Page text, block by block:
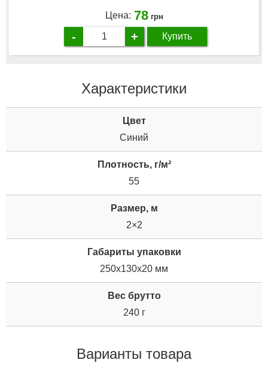
Цена: 78 грн
- + Купить
Характеристики
Цвет
Синий
Плотность, г/м²
55
Размер, м
2×2
Габариты упаковки
250x130x20 мм
Вес брутто
240 г
Варианты товара